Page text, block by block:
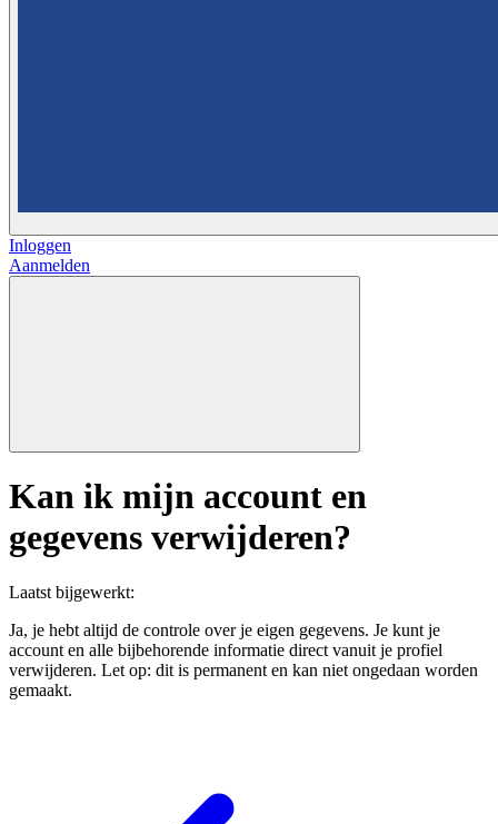
Inloggen
Aanmelden
Kan ik mijn account en
gegevens verwijderen?
Laatst bijgewerkt:
Ja, je hebt altijd de controle over je eigen gegevens. Je kunt je
account en alle bijbehorende informatie direct vanuit je profiel
verwijderen. Let op: dit is permanent en kan niet ongedaan worden
gemaakt.